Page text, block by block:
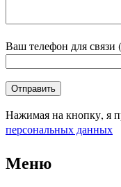
Ваш телефон для связи
Нажимая на кнопку, я
персональных данных
Меню